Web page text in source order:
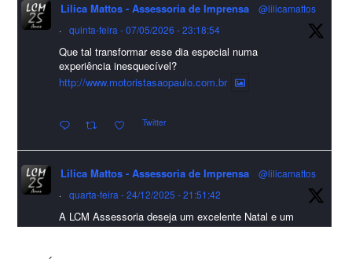
Lilica Mattos - Assessoria de Imprensa
9 months ago
A Abrafas - Associação Brasileira de Fibras Artificiais e
Sintéticas foi destaque na Revista Química e Derivados, na
incertezas do mercado global".
Confira detalhes 🗞📰📈
#sustentabilidade #FibrasSintéticas #EconomiaCircular #Abrafas
#IndústriaTêxtil
Foto
Visualizar no Facebook
Lilica Mattos - Assessoria de Imprensa
@lilicamattos
·
quinta-feira - 07/05/2026 - 23:18:54
Que tal transformar esse dia especial numa
experiência inesquecível?
http://www.motoristasaopaulo.com.br
Twitter
Lilica Mattos - Assessoria de Imprensa
@lilicamattos
·
quarta-feira - 24/12/2025 - 21:51:42
A LCM Assessoria deseja um excelente Natal e um
2026 repleto de conquistas e realizações para todos